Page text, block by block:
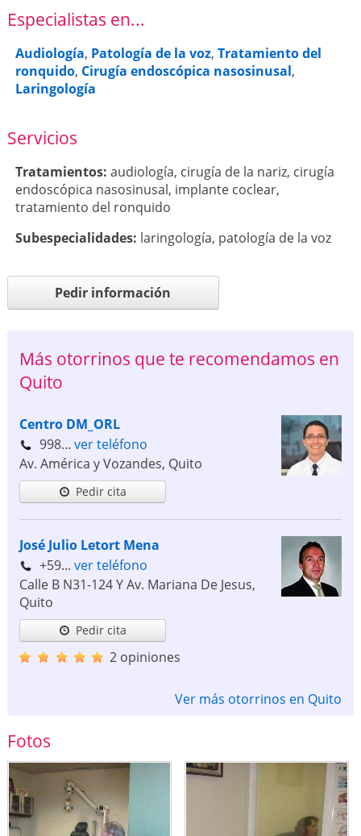
Especialistas en...
Audiología, Patología de la voz, Tratamiento del
ronquido, Cirugía endoscópica nasosinusal,
Laringología
Servicios
Tratamientos: audiología, cirugía de la nariz, cirugía
endoscópica nasosinusal, implante coclear,
tratamiento del ronquido
Subespecialidades: laringología, patología de la voz
Pedir información
Más otorrinos que te recomendamos en
Quito
Centro DM_ORL
998... ver teléfono
Av. América y Vozandes, Quito
Pedir cita
José Julio Letort Mena
+59... ver teléfono
Calle B N31-124 Y Av. Mariana De Jesus,
Quito
Pedir cita
2 opiniones
Ver más otorrinos en Quito
Fotos